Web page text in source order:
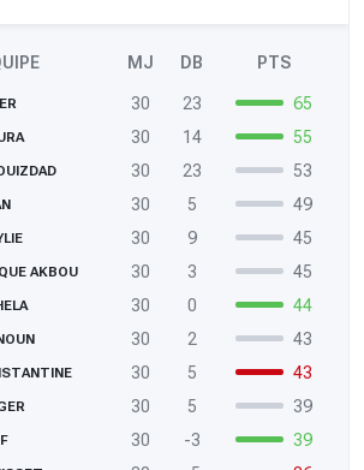
MJ DB PTS
30 23
65
30 14
55
30 23
53
30 5
49
30 9
45
AKBOU 30 3
45
30 0
44
30 2
43
30 5
43
30 5
39
30 -3
39